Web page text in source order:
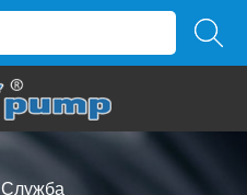
Служба